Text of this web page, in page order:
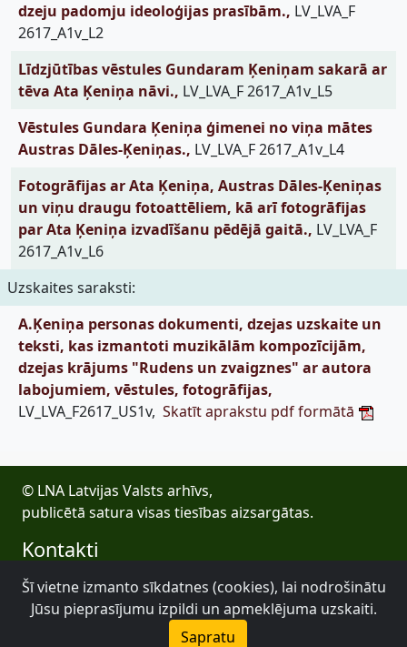
dzeju padomju ideoloģijas prasībām., LV_LVA_F
2617_A1v_L2
Līdzjūtības vēstules Gundaram Ķeniņam sakarā ar
tēva Ata Ķeniņa nāvi., LV_LVA_F 2617_A1v_L5
Vēstules Gundara Ķeniņa ģimenei no viņa mātes
Austras Dāles-Ķeniņas., LV_LVA_F 2617_A1v_L4
Fotogrāfijas ar Ata Ķeniņa, Austras Dāles-Ķeniņas
un viņu draugu fotoattēliem, kā arī fotogrāfijas
par Ata Ķeniņa izvadīšanu pēdējā gaitā., LV_LVA_F
2617_A1v_L6
Uzskaites saraksti:
A.Ķeniņa personas dokumenti, dzejas uzskaite un
teksti, kas izmantoti muzikālām kompozīcijām,
dzejas krājums "Rudens un zvaigznes" ar autora
labojumiem, vēstules, fotogrāfijas,
LV_LVA_F2617_US1v, Skatīt aprakstu pdf formātā
© LNA Latvijas Valsts arhīvs,
publicētā satura visas tiesības aizsargātas.
Kontakti
E-pasts: lva@arhivi.gov.lv
Tālrunis: +371 20027447
Bezdelīgu 1A, Rīga
Šī vietne izmanto sīkdatnes (cookies), lai nodrošinātu
Jūsu pieprasījumu izpildi un apmeklējuma uzskaiti.
Sapratu